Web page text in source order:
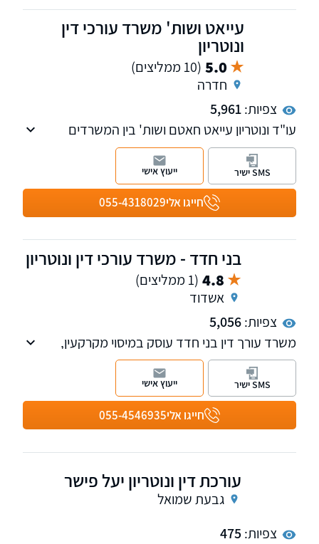
עייאט ושות' משרד עורכי דין
ונוטריון
5.0 (10 ממליצים)
חדרה
צפיות:5,961
עו"ד ונוטריון עייאט חאטם ושות' בין המשרדים
המובילים באזור עם ניסיון של 25 שנים, עוסק בדיני
משפחה, ירושות, מקרקעין, הסדרת מעמד
בישראל, וכל שירותי תרגום ונוטריון בשפות
איטלקית, ספרדית, רומנית, רוסית, אנגלית, ערבית
ועברית.
חייגו אלי055-4318029
SMS ישיר ייעוץ אישי
בני חדד - משרד עורכי דין ונוטריון
4.8 (1 ממליצים)
אשדוד
צפיות:5,056
משרד עורך דין בני חדד עוסק במיסוי מקרקעין,
צוואות וירושות וסכסוכי מקרקעין. בנוסף המשרד
מעניק שירותי נוטריון, לרבות עריכת ייפוי כח
מתמשך.
חייגו אלי055-4546935
SMS ישיר ייעוץ אישי
עורכת דין ונוטריון יעל פישר
גבעת שמואל
צפיות:475